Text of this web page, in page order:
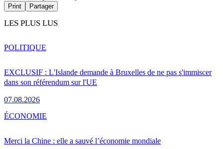
Print Partager
LES PLUS LUS
EXCLUSIF : L'Islande demande à Bruxelles de ne pas s'immiscer
dans son référendum sur l'UE
07.08.2026
POLITIQUE
Merci la Chine : elle a sauvé l’économie mondiale
ÉCONOMIE